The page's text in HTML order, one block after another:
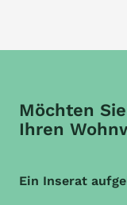
Möchten
Ihren
Ein Inserat